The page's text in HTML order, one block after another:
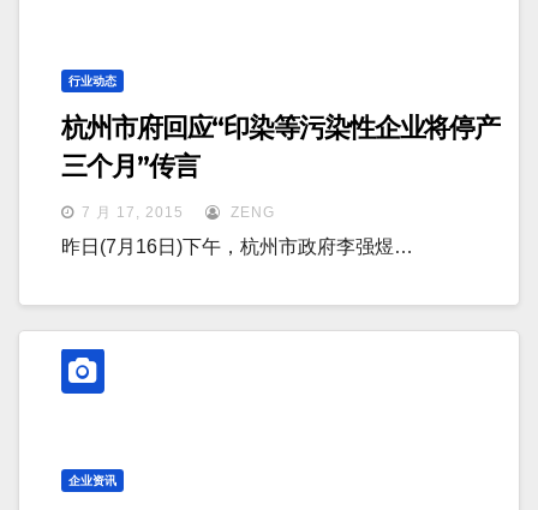
行业动态
杭州市府回应“印染等污染性企业将停产
三个月”传言
7 月 17, 2015 ZENG
昨日(7月16日)下午，杭州市政府李强煜…
企业资讯